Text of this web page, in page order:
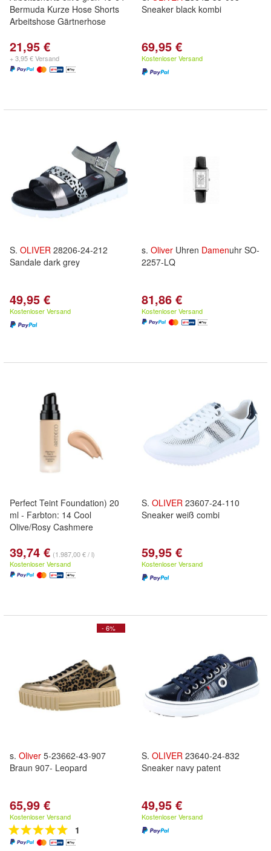
Bermuda Kurze Hose Shorts
Arbeitshose Gärtnerhose
21,95 €
+ 3,95 € Versand
Sneaker black kombi
69,95 €
Kostenloser Versand
S. OLIVER 28206-24-212
Sandale dark grey
49,95 €
Kostenloser Versand
s. Oliver Uhren Damenuhr SO-
2257-LQ
81,86 €
Kostenloser Versand
Perfect Teint Foundation) 20
ml - Farbton: 14 Cool
Olive/Rosy Cashmere
39,74 € (1.987,00 € / l)
Kostenloser Versand
S. OLIVER 23607-24-110
Sneaker weiß combi
59,95 €
Kostenloser Versand
- 6%
s. Oliver 5-23662-43-907
Braun 907- Leopard
65,99 €
Kostenloser Versand
1
S. OLIVER 23640-24-832
Sneaker navy patent
49,95 €
Kostenloser Versand